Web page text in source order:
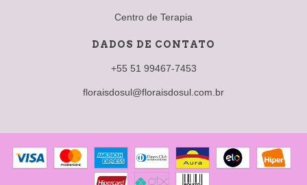
Centro de Terapia
DADOS DE CONTATO
+55 51 99467-7453
floraisdosul@floraisdosul.com.br